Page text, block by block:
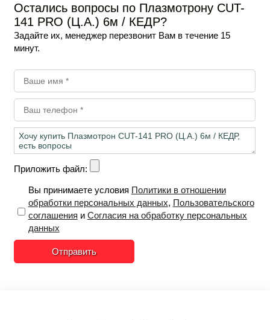
Остались вопросы по Плазмотрону CUT-
141 PRO (Ц.А.) 6м / КЕДР?
Задайте их, менеджер перезвонит Вам в течение 15
минут.
Приложить файл:
Вы принимаете условия Политики в отношении
обработки персональных данных, Пользовательского
соглашения и Согласия на обработку персональных
данных
Отправить